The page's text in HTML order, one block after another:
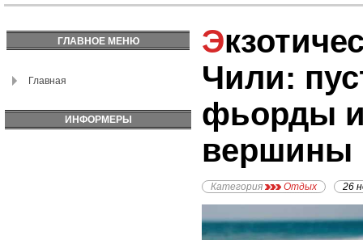
ГЛАВНОЕ МЕНЮ
Главная
ИНФОРМЕРЫ
Экзотический туризм в
Чили:
фьорды
вершины
Категория Отдых 26